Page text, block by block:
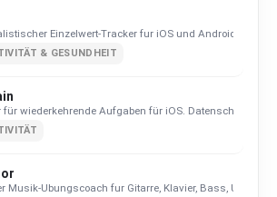
Einzelwert-Tracker fur iOS und Android.
& GESUNDHEIT
für wiederkehrende Aufgaben für iOS.
Musik-Ubungscoach fur Gitarre, Klavier, Bass,